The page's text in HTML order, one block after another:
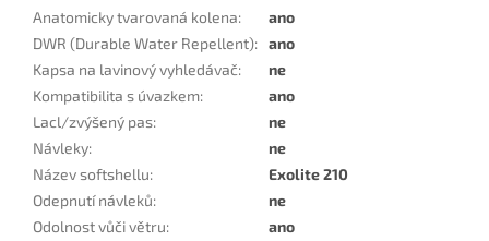
Anatomicky tvarovaná kolena:
ano
DWR (Durable Water Repellent): ano
Kapsa na lavinový vyhledávač:
ne
Kompatibilita s úvazkem:
ano
Lacl/zvýšený pas:
ne
Návleky:
ne
Název softshellu:
Exolite 210
Odepnutí návleků:
ne
Odolnost vůči větru:
ano